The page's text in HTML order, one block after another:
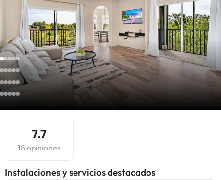
7.7
18 opiniones
Instalaciones y servicios destacados